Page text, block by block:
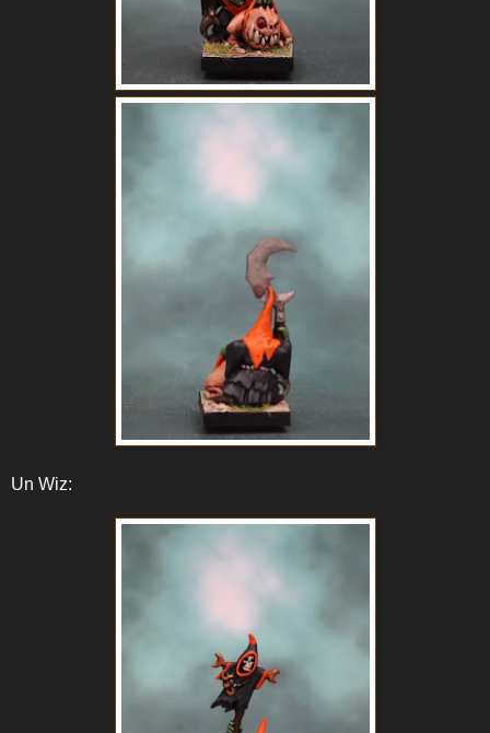
Un Wiz: